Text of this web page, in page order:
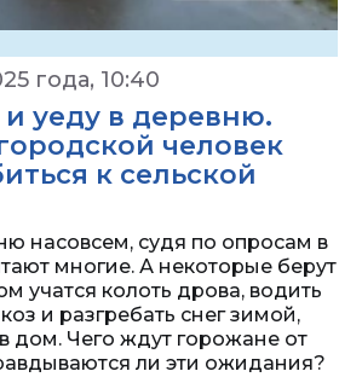
года, 10:40
уеду в деревню.
человек
к сельской
насовсем, судя по опросам в
многие. А некоторые берут
учатся колоть дрова, водить
и разгребать снег зимой,
дом. Чего ждут горожане от
ли эти ожидания?